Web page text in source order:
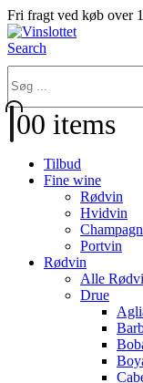
Fri fragt ved køb over
Search
00 items
Tilbud
Fine wine
Rødvin
Hvidvin
Portvin
Rødvin
Alle
Drue